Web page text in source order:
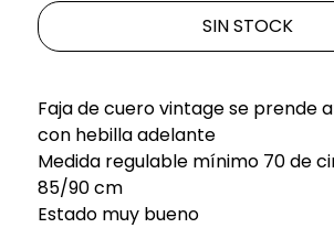
SIN STOCK
Faja de cuero vintage se prende
con hebilla adelante
Medida regulable mínimo 70 de
85/90 cm
Estado muy bueno